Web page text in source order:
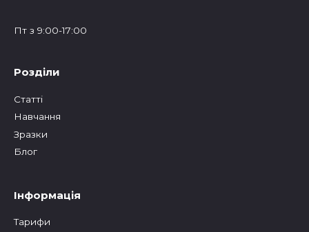
Пт з 9:00-17:00
Розділи
Статтi
Навчання
Зразки
Блог
Інформація
Тарифи